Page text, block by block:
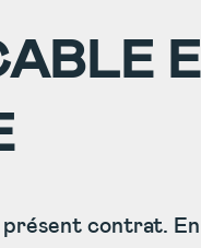
contrat.